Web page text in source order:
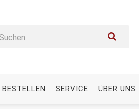
SERVICE ÜBER UNS